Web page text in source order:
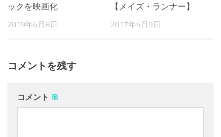
ックを映画化
2019年6月8日
【メイズ・ランナー】
2017年4月9日
コメントを残す
コメント ※